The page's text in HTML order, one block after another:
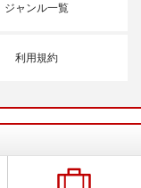
ジャンル一覧
利用規約